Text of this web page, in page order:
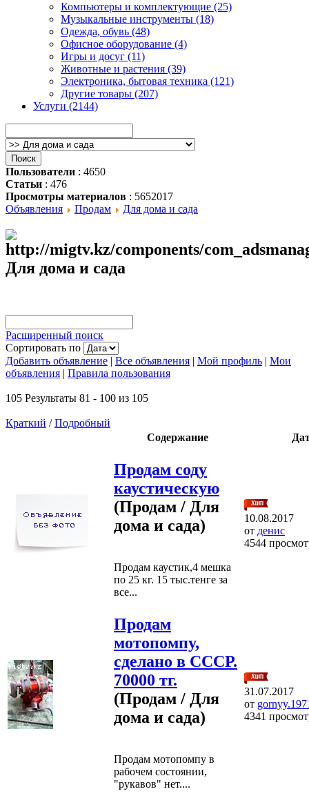
Компьютеры и комплектующие (25)
Музыкальные инструменты (18)
Одежда, обувь (48)
Офисное оборудование (4)
Игры и досуг (11)
Животные и растения (39)
Электроника, бытовая техника (121)
Другие товары (207)
Услуги (2144)
Пользователи : 4650
Статьи : 476
Просмотры материалов : 5652017
Объявления
Продам Для дома и сада
Для дома и сада
Расширенный поиск
Сортировать по
Добавить объявление | Все объявления | Мой профиль | Мои
объявления | Правила пользования
105 Результаты 81 - 100 из 105
Краткий /Подробный
Содержание
Продам соду
каустическую
(Продам / Для
дома и сада)
Продам каустик,4 мешка
по 25 кг. 15 тыс.тенге за
все...
10.08.2017
от денис
4544
Продам
мотопомпу,
сделано в СССР.
70000 тг.
(Продам / Для
дома и сада)
Продам мотопомпу в
рабочем состоянии,
"рукавов" нет....
31.07.2017
от
4341